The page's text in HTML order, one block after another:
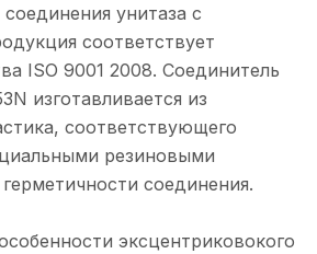
унитаза с
соответствует
ISO 9001 2008. Соединитель
изготавливается из
соответствующего
резиновыми
соединения.
эксцентриковокого